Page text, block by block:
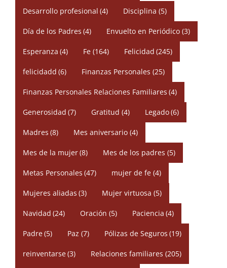
Desarrollo profesional (4) Disciplina (5)
Día de los Padres (4) Envuelto en Periódico (3)
Esperanza (4) Fe (164) Felicidad (245)
felicidadd (6) Finanzas Personales (25)
Finanzas Personales Relaciones Familiares (4)
Generosidad (7) Gratitud (4) Legado(6)
Madres (8) Mes aniversario (4)
Mes de la mujer(8) Mes de los padres (5)
Metas Personales (47) mujer de fe (4)
Mujeres aliadas (3) Mujer virtuosa (5)
Navidad (24) Oración (5) Paciencia (4)
Padre(5) Paz (7) Pólizas de Seguros (19)
reinventarse(3) Relaciones familiares (205)